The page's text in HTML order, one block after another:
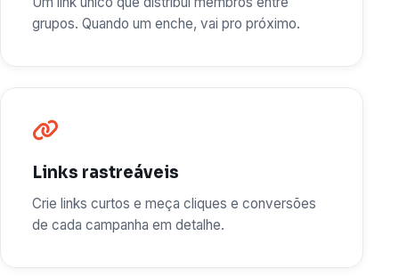
grupos. Quando um enche, vai pro próximo.
Links rastreáveis
Crie links curtos e meça cliques e conversões
de cada campanha em detalhe.